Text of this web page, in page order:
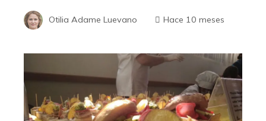
Otilia Adame Luevano Hace 10 meses